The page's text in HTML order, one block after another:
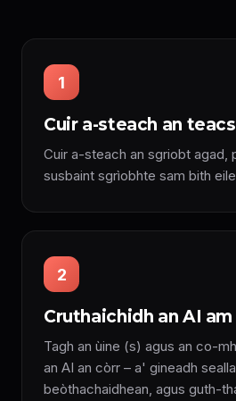
1
Cuir a-steach an
Cuir a-steach an sgriobt agad,
susbaint sgrìobhte sam bith
2
Cruthaichidh an AI
Tagh an ùine (s) agus an co-
an AI an còrr – a' gineadh
beòthachaidhean, agus guth-